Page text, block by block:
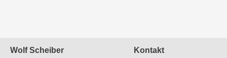
Wolf Scheiber
Kontakt